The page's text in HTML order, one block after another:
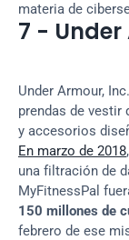
materia de
7 - Under
Under Armour,
prendas de vestir
En marzo de 2018
una filtración de
150 millones de
febrero de ese